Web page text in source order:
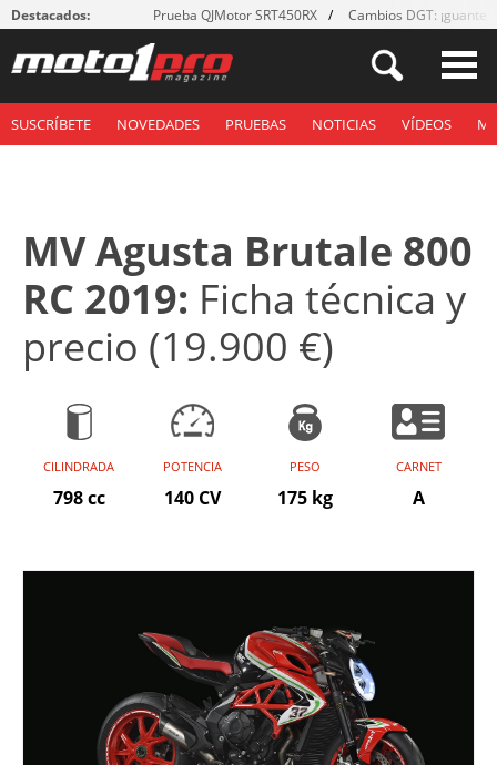
Destacados: Prueba QJMotor SRT450RX Cambios DGT: ¡guantes!
SUSCRÍBETE NOVEDADES PRUEBAS NOTICIAS VÍDEOS
MV Agusta Brutale 800
RC 2019: Ficha técnica y
precio (19.900 €)
CILINDRADA
798 cc
POTENCIA
140 CV
PESO
175 kg
CARNET
A